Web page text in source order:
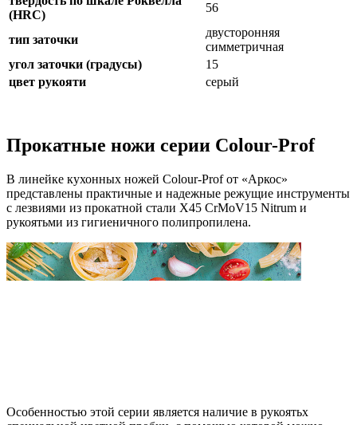
(HRC)
56
тип заточки
двусторонняя
симметричная
угол заточки (градусы)
15
цвет рукояти
серый
Прокатные ножи серии Colour-Prof
В линейке кухонных ножей Colour-Prof от «Аркос»
представлены практичные и надежные режущие инструменты
с лезвиями из прокатной стали X45 CrMoV15 Nitrum и
рукоятьми из гигиеничного полипропилена.
Особенностью этой серии является наличие в рукоятьх